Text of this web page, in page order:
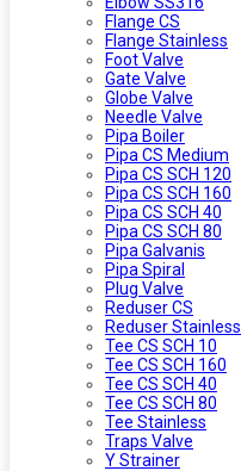
Flange CS
Flange Stainless
Foot Valve
Gate Valve
Globe Valve
Needle Valve
Pipa Boiler
Pipa CS Medium
Pipa CS SCH 120
Pipa CS SCH 160
Pipa CS SCH 40
Pipa CS SCH 80
Pipa Galvanis
Pipa Spiral
Plug Valve
Reduser CS
Reduser Stainless
Tee CS SCH 10
Tee CS SCH 160
Tee CS SCH 40
Tee CS SCH 80
Tee Stainless
Traps Valve
Y Strainer